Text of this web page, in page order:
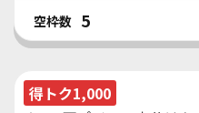
空枠数 5
得トク1,000